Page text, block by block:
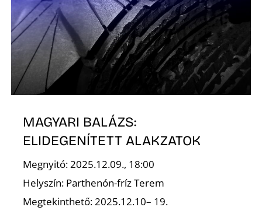
MAGYARI BALÁZS:
ELIDEGENÍTETT ALAKZATOK
Megnyitó: 2025.12.09., 18:00
Helyszín: Parthenón-fríz Terem
Megtekinthető: 2025.12.10– 19.